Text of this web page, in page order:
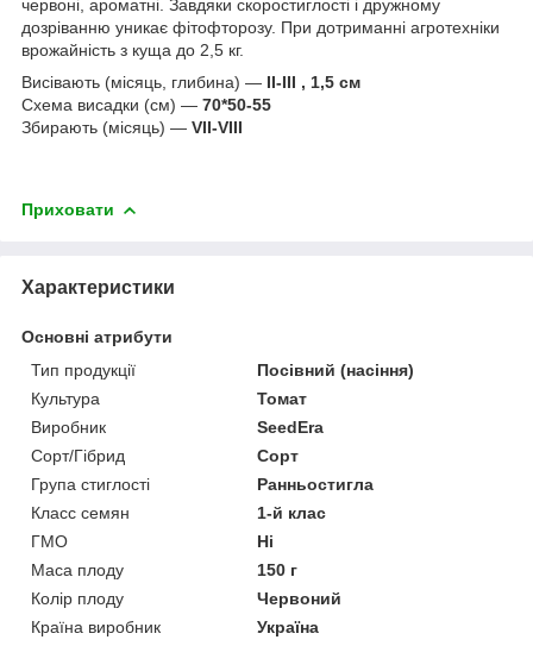
червоні, ароматні. Завдяки скоростиглості і дружному
дозріванню уникає фітофторозу. При дотриманні агротехніки
врожайність з куща до 2,5 кг.
Висівають (місяць, глибина) — II-III , 1,5 см
Схема висадки (см) — 70*50-55
Збирають (місяць) — VII-VIII
Приховати
Характеристики
Основні атрибути
Тип продукції
Посівний (насіння)
Культура
Томат
Виробник
SeedEra
Сорт/Гібрид
Сорт
Група стиглості
Ранньостигла
Класс семян
1-й клас
ГМО
Ні
Маса плоду
150 г
Колір плоду
Червоний
Країна виробник
Україна